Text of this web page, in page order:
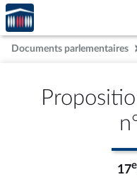
Aller au contenu
Aller en bas de la page
Accèder
à la
page
d'accueil
Documents parlementaires
17e